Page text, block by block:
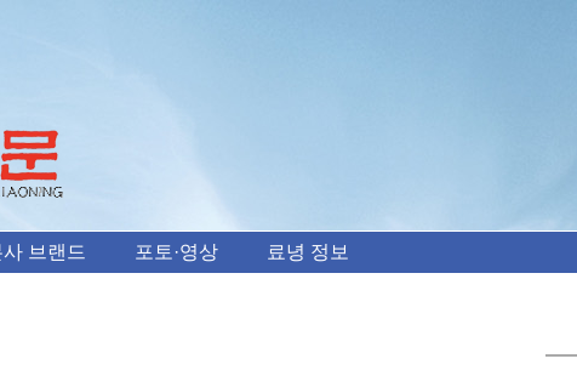
사 브랜드 포토·영상 료녕 정보